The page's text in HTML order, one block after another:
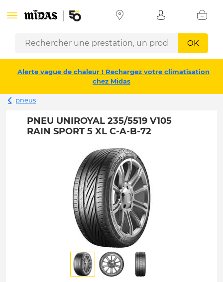
OK
Alerte vague de chaleur ! Rechargez votre climatisation
chez Midas
pneus
PNEU UNIROYAL 235/5519 V105
RAIN SPORT 5 XL C-A-B-72